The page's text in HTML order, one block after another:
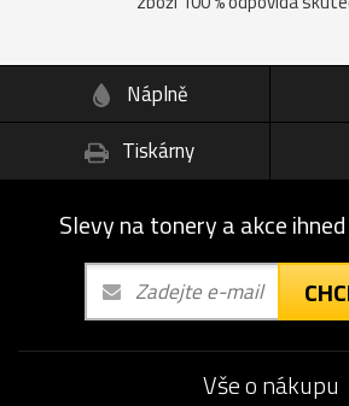
Náplně
Tiskárny
Slevy na tonery a akce
Vše o nákupu